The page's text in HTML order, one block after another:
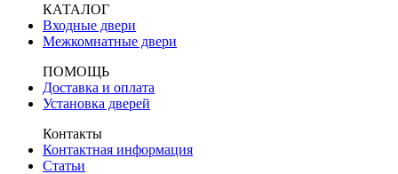
КАТАЛОГ
Входные двери
Межкомнатные двери
ПОМОЩЬ
Доставка и оплата
Установка дверей
Контакты
Контактная информация
Статьи